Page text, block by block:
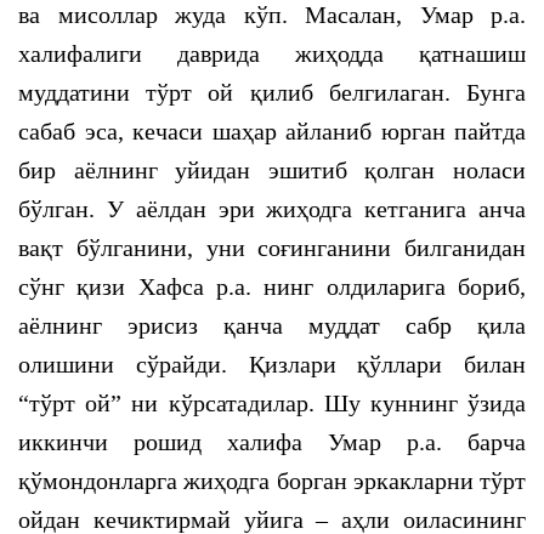
ва мисоллар жуда кўп. Масалан, Умар р.а.
халифалиги даврида жиҳодда қатнашиш
муддатини тўрт ой қилиб белгилаган. Бунга
сабаб эса, кечаси шаҳар айланиб юрган пайтда
бир аёлнинг уйидан эшитиб қолган ноласи
бўлган. У аёлдан эри жиҳодга кетганига анча
вақт бўлганини, уни соғинганини билганидан
сўнг қизи Хафса р.а. нинг олдиларига бориб,
аёлнинг эрисиз қанча муддат сабр қила
олишини сўрайди. Қизлари қўллари билан
“тўрт ой” ни кўрсатадилар. Шу куннинг ўзида
иккинчи рошид халифа Умар р.а. барча
қўмондонларга жиҳодга борган эркакларни тўрт
ойдан кечиктирмай уйига – аҳли оиласининг